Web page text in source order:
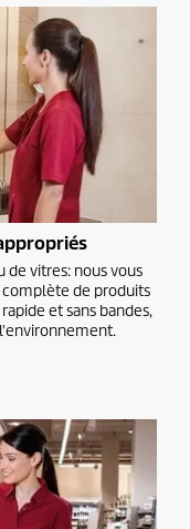
vitres: nous vous
de produits
et sans bandes,